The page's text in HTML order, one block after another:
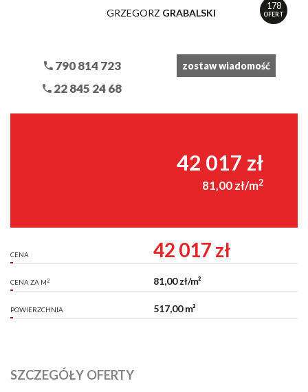
178
OFERT
GRZEGORZ GRABALSKI
790 814 723
22 845 24 68
zostaw wiadomość
42 017 zł
81,00 zł/m2
CENA 42 017 zł
CENA ZA M2 81,00 zł/m²
POWIERZCHNIA 517,00 m²
SZCZEGÓŁY OFERTY